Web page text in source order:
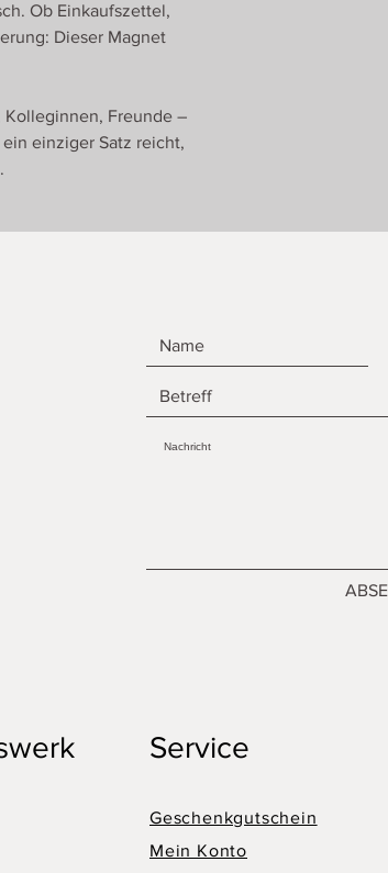
Ob Einkaufszettel,
Dieser Magnet
Kolleginnen, Freunde –
einziger Satz reicht,
Service
Geschenkgutschein
Mein Konto